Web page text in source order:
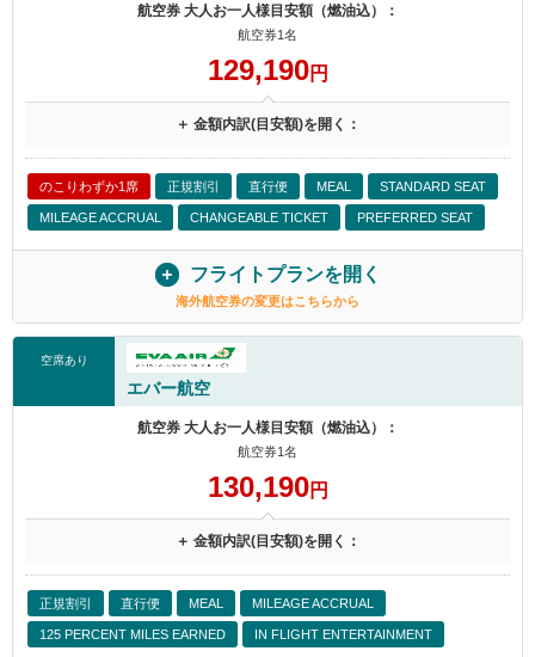
航空券 大人お一人様目安額（燃油込）：
航空券1名
129,190円
＋ 金額内訳(目安額)を開く：
のこりわずか1席 正規割引 直行便 MEAL STANDARD SEAT
MILEAGE ACCRUAL CHANGEABLE TICKET PREFERRED SEAT
フライトプランを開く
海外航空券の変更はこちらから
空席あり
エバー航空
航空券 大人お一人様目安額（燃油込）：
航空券1名
130,190円
＋ 金額内訳(目安額)を開く：
正規割引 直行便 MEAL MILEAGE ACCRUAL
125 PERCENT MILES EARNED IN FLIGHT ENTERTAINMENT